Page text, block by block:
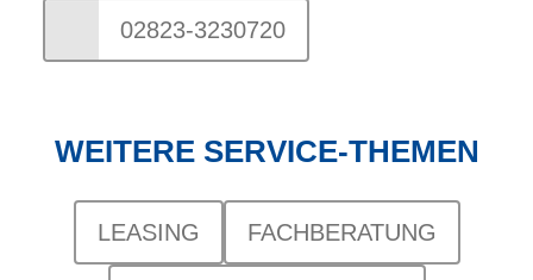
02823-3230720
WEITERE SERVICE-THEMEN
LEASING FACHBERATUNG